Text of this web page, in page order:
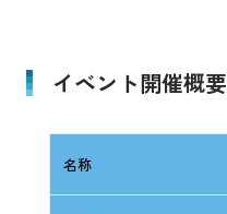
イベント開催概要
名称